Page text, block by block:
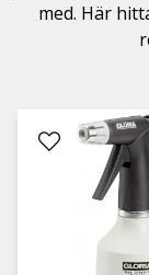
med. Här